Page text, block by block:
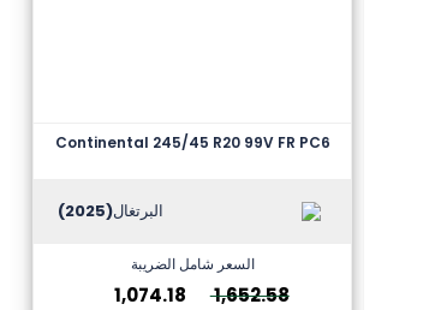
Continental 245/45 R20 99V FR PC6
البرتغال(2025)
السعر شامل الضريبة
1,652.58
1,074.18